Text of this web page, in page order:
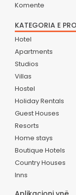
Komente
KATEGORIA E
Hotel
Apartments
Studios
Villas
Hostel
Holiday Rentals
Guest Houses
Resorts
Home stays
Boutique Hotels
Country Houses
Inns